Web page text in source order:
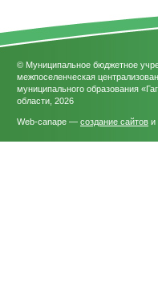
© Муниципальное бюджетное
межпоселенческая
муниципального образования
области, 2026
Web-canape — создание сайтов и